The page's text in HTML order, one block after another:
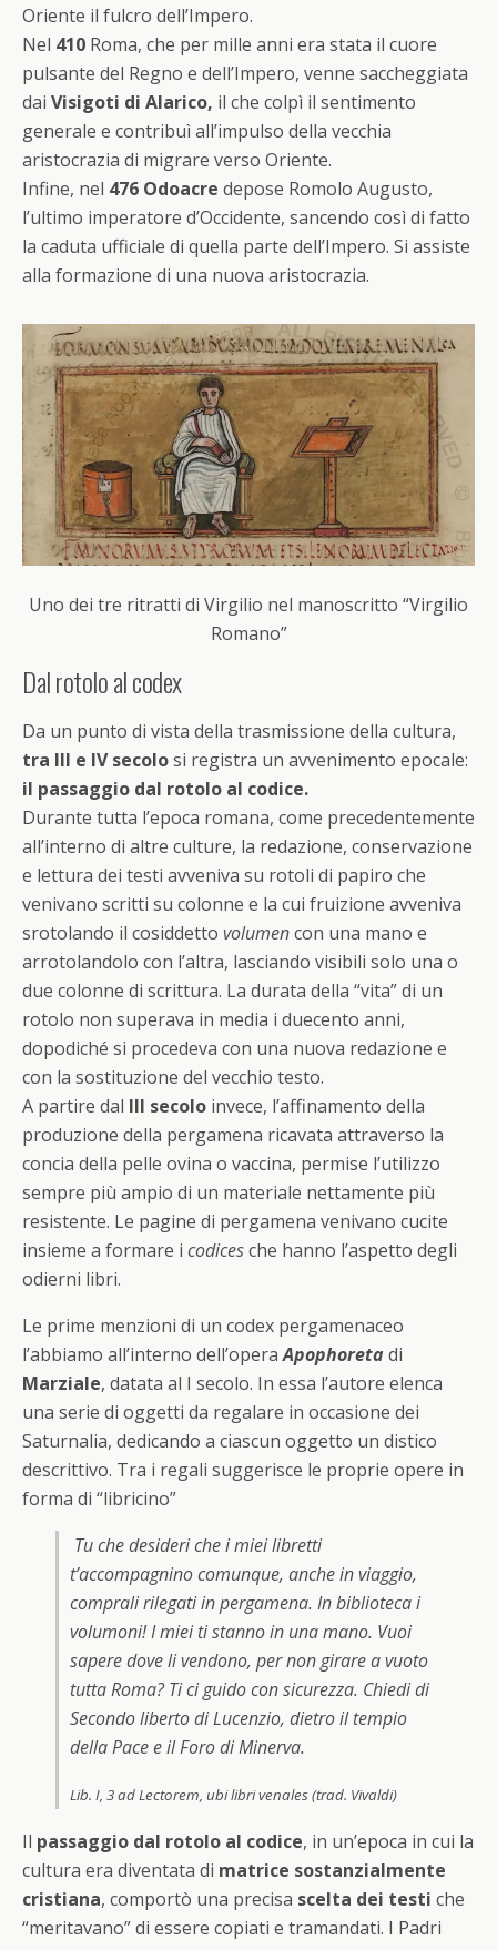
Oriente il fulcro dell’Impero.
Nel 410 Roma, che per mille anni era stata il cuore
pulsante del Regno e dell’Impero, venne saccheggiata
dai Visigoti di Alarico, il che colpì il sentimento
generale e contribuì all’impulso della vecchia
aristocrazia di migrare verso Oriente.
Infine, nel 476 Odoacre depose Romolo Augusto,
l’ultimo imperatore d’Occidente, sancendo così di fatto
la caduta ufficiale di quella parte dell’Impero. Si assiste
alla formazione di una nuova aristocrazia.
Uno dei tre ritratti di Virgilio nel manoscritto “Virgilio
Romano”
Dal rotolo al codex
Da un punto di vista della trasmissione della cultura,
tra III e IV secolosi registra un avvenimento epocale:
il passaggio dal rotolo al codice.
Durante tutta l’epoca romana, come precedentemente
all’interno di altre culture, la redazione, conservazione
e lettura dei testi avveniva su rotoli di papiro che
venivano scritti su colonne e la cui fruizione avveniva
srotolando il cosiddetto volumencon una mano e
arrotolandolo con l’altra, lasciando visibili solo una o
due colonne di scrittura. La durata della “vita” di un
rotolo non superava in media i duecento anni,
dopodiché si procedeva con una nuova redazione e
con la sostituzione del vecchio testo.
A partire dal III secolo invece, l’affinamento della
produzione della pergamena ricavata attraverso la
concia della pelle ovina o vaccina, permise l’utilizzo
sempre più ampio di un materiale nettamente più
resistente. Le pagine di pergamena venivano cucite
insieme a formare i codicesche hanno l’aspetto degli
odierni libri.
Le prime menzioni di un codex pergamenaceo
l’abbiamo all’interno dell’opera Apophoreta di
Marziale, datata al I secolo. In essa l’autore elenca
una serie di oggetti da regalare in occasione dei
Saturnalia, dedicando a ciascun oggetto un distico
descrittivo. Tra i regali suggerisce le proprie opere in
forma di “libricino”
Tu che desideri che i miei libretti
t’accompagnino comunque, anche in viaggio,
comprali rilegati in pergamena. In biblioteca i
volumoni! I miei ti stanno in una mano. Vuoi
sapere dove li vendono, per non girare a vuoto
tutta Roma? Ti ci guido con sicurezza. Chiedi di
Secondo liberto di Lucenzio, dietro il tempio
della Pace e il Foro di Minerva.
Lib. I, 3 ad Lectorem, ubi libri venales (trad. Vivaldi)
Il passaggio dal rotolo al codice, in un’epoca in cui la
cultura era diventata di matrice sostanzialmente
cristiana, comportò una precisa scelta dei testi che
“meritavano” di essere copiati e tramandati. I Padri